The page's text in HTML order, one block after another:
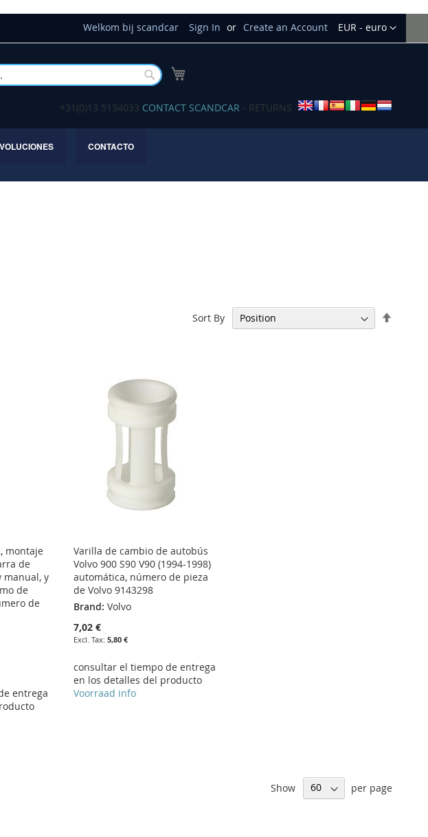
Currency
EUR - euro
Welkom bij scandcar Sign In Create an Account
+31(0)13 5134033 CONTACT SCANDCAR - RETURNS
CONTACTO
Sort By
montaje
de
manual, y
de
de
entrega
Varilla de cambio de autobús
Volvo 900 S90 V90 (1994-1998)
automática, número de pieza
de Volvo 9143298
Brand: Volvo
7,02 €
5,80 €
consultar el tiempo de entrega
en los detalles del producto
Voorraad info
Show per page